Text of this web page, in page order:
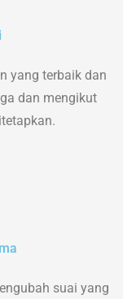
yang terbaik dan
dan mengikut
suai yang